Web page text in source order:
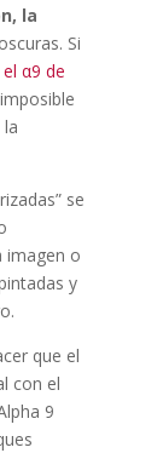
la
Si
α9 de
se
o
y
que el
con el
9